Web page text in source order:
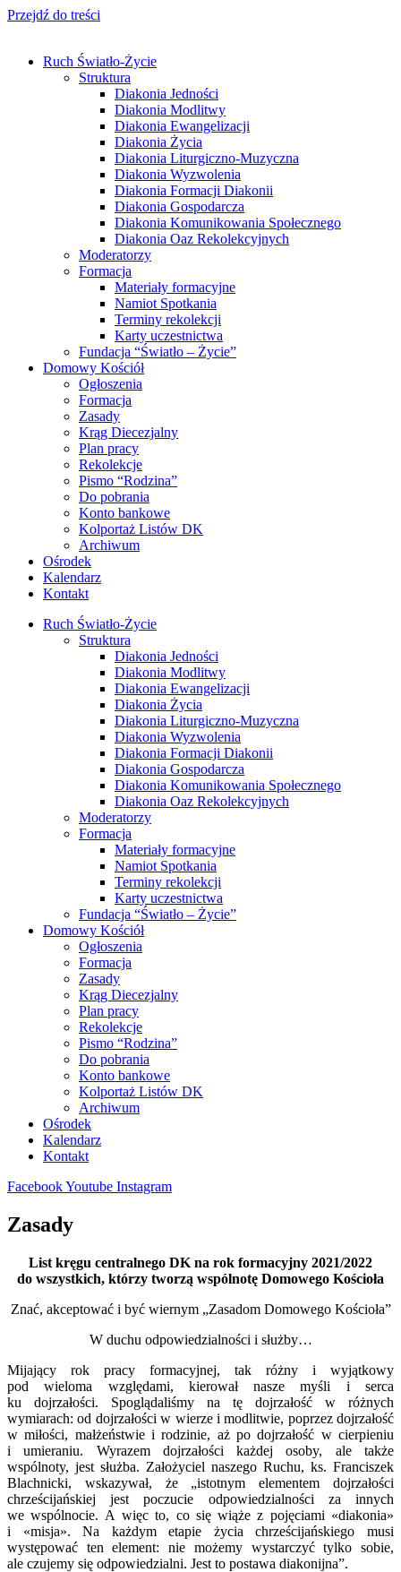
Przejdź do treści
Ruch Światło-Życie
Struktura
Diakonia Jedności
Diakonia Modlitwy
Diakonia Ewangelizacji
Diakonia Życia
Diakonia Liturgiczno-Muzyczna
Diakonia Wyzwolenia
Diakonia Formacji Diakonii
Diakonia Gospodarcza
Diakonia Komunikowania Społecznego
Diakonia Oaz Rekolekcyjnych
Moderatorzy
Formacja
Materiały formacyjne
Namiot Spotkania
Terminy rekolekcji
Karty uczestnictwa
Fundacja “Światło – Życie”
Domowy Kościół
Ogłoszenia
Formacja
Zasady
Krąg Diecezjalny
Plan pracy
Rekolekcje
Pismo “Rodzina”
Do pobrania
Konto bankowe
Kolportaż Listów DK
Archiwum
Ośrodek
Kalendarz
Kontakt
Ruch Światło-Życie
Struktura
Diakonia Jedności
Diakonia Modlitwy
Diakonia Ewangelizacji
Diakonia Życia
Diakonia Liturgiczno-Muzyczna
Diakonia Wyzwolenia
Diakonia Formacji Diakonii
Diakonia Gospodarcza
Diakonia Komunikowania Społecznego
Diakonia Oaz Rekolekcyjnych
Moderatorzy
Formacja
Materiały formacyjne
Namiot Spotkania
Terminy rekolekcji
Karty uczestnictwa
Fundacja “Światło – Życie”
Domowy Kościół
Ogłoszenia
Formacja
Zasady
Krąg Diecezjalny
Plan pracy
Rekolekcje
Pismo “Rodzina”
Do pobrania
Konto bankowe
Kolportaż Listów DK
Archiwum
Ośrodek
Kalendarz
Kontakt
FacebookYoutube Instagram
Zasady
List kręgu centralnego DK na rok formacyjny 2021/2022
do wszystkich, którzy tworzą wspólnotę Domowego Kościoła
Znać, akceptować i być wiernym „Zasadom Domowego Kościoła”
W duchu odpowiedzialności i służby…
Mijający rok pracy formacyjnej, tak różny i wyjątkowy
pod wieloma względami, kierował nasze myśli i serca
ku dojrzałości. Spoglądaliśmy na tę dojrzałość w różnych
wymiarach: od dojrzałości w wierze i modlitwie, poprzez dojrzałość
w miłości, małżeństwie i rodzinie, aż po dojrzałość w cierpieniu
i umieraniu. Wyrazem dojrzałości każdej osoby, ale także
wspólnoty, jest służba. Założyciel naszego Ruchu, ks. Franciszek
Blachnicki, wskazywał, że „istotnym elementem dojrzałości
chrześcijańskiej jest poczucie odpowiedzialności za innych
we wspólnocie. A więc to, co się wiąże z pojęciami «diakonia»
i «misja». Na każdym etapie życia chrześcijańskiego musi
występować ten element: nie możemy wystarczyć tylko sobie,
ale czujemy się odpowiedzialni. Jest to postawa diakonijna”.